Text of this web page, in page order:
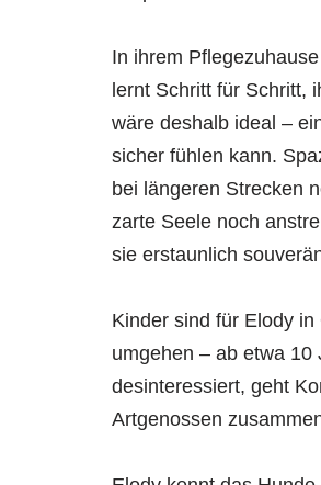
In ihrem
lernt Schritt für Schritt,
wäre deshalb ideal –
sicher fühlen kann.
bei längeren Strecken
zarte Seele noch
sie erstaunlich
Kinder sind für Elody
umgehen – ab etwa
desinteressiert, geht
Artgenossen